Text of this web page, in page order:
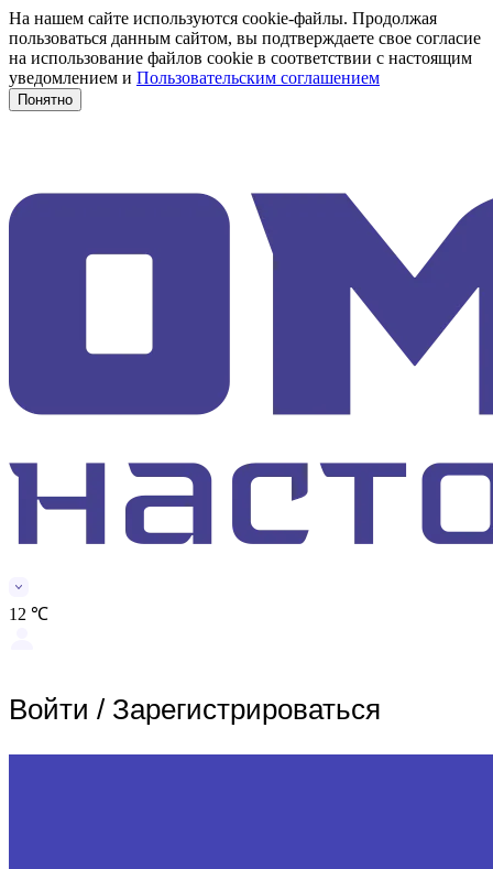
На нашем сайте используются cookie-файлы. Продолжая
пользоваться данным сайтом, вы подтверждаете свое согласие
на использование файлов cookie в соответствии с настоящим
уведомлением и Пользовательским соглашением
Понятно
12 ℃
Войти / Зарегистрироваться